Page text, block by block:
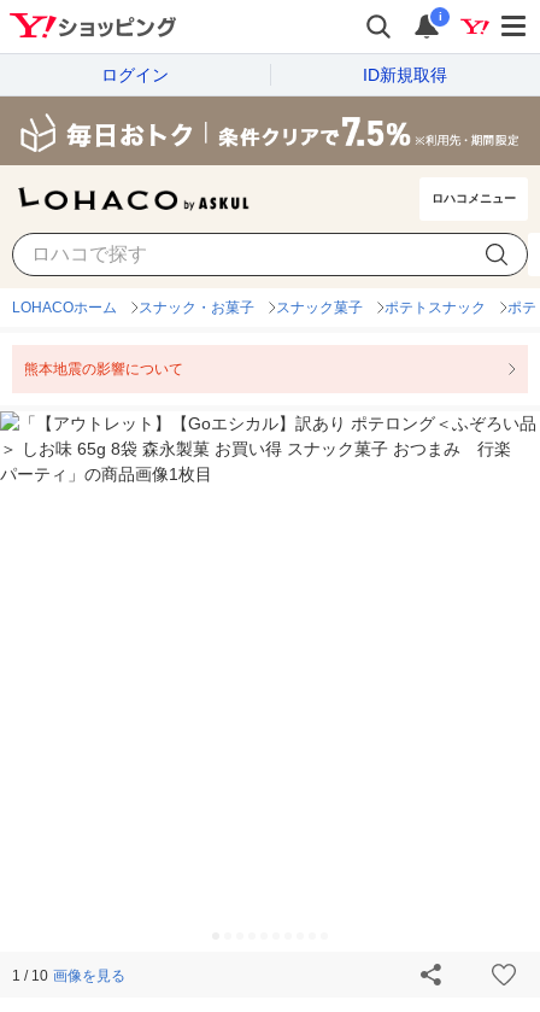
i
ログイン ID新規取得
ロハコメニュー
LOHACOホーム スナック・お菓子 スナック菓子 ポテトスナック ポテ
熊本地震の影響について
1 / 10 画像を見る